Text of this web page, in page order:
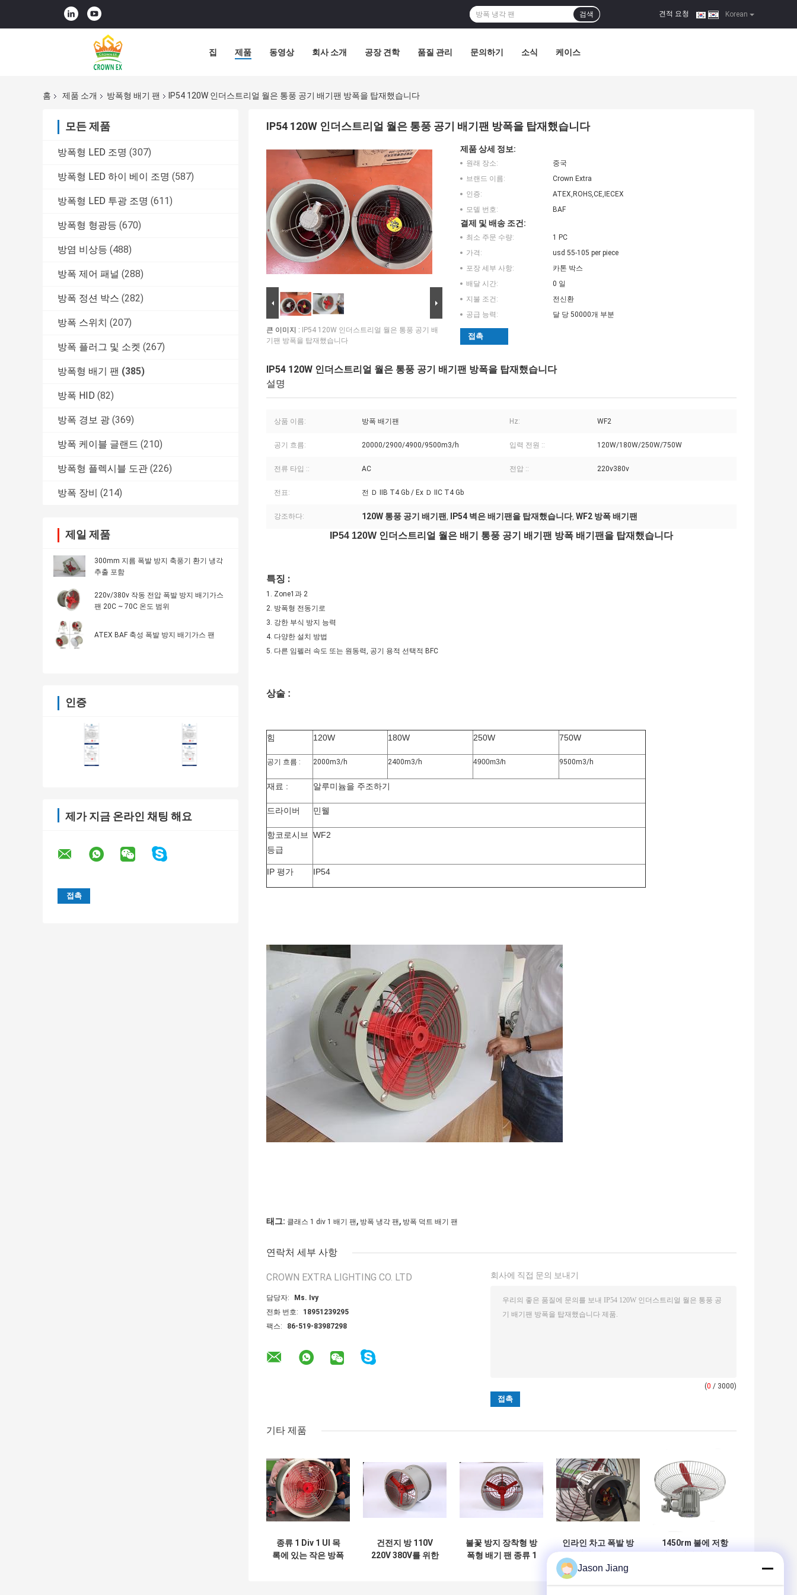
Korean
견적 요청 |
검색
집 제품 동영상 회사 소개 공장 견학 품질 관리 문의하기 소식 케이스
홈 제품 소개 방폭형 배기 팬 IP54 120W 인더스트리얼 월은 통풍 공기 배기팬 방폭을 탑재했습니다
모든 제품
방폭형 LED 조명 (307)
방폭형 LED 하이 베이 조명 (587)
방폭형 LED 투광 조명 (611)
방폭형 형광등 (670)
방염 비상등 (488)
방폭 제어 패널 (288)
방폭 정션 박스 (282)
방폭 스위치 (207)
방폭 플러그 및 소켓 (267)
방폭형 배기 팬 (385)
방폭 HID (82)
방폭 경보 광 (369)
방폭 케이블 글랜드 (210)
방폭형 플렉시블 도관 (226)
방폭 장비 (214)
제일 제품
300mm 지름 폭발 방지 축풍기 환기 냉각
추출 포함
220v/380v 작동 전압 폭발 방지 배기가스
팬 20C ~ 70C 온도 범위
ATEX BAF 축성 폭발 방지 배기가스 팬
인증
제가 지금 온라인 채팅 해요
IP54 120W 인더스트리얼 월은 통풍 공기 배기팬 방폭을 탑재했습니다
큰 이미지 :
IP54 120W 인더스트리얼 월은 통풍 공기 배
기팬 방폭을 탑재했습니다
제품 상세 정보:
원래 장소:
중국
브랜드 이름:
Crown Extra
인증:
ATEX,ROHS,CE,IECEX
모델 번호:
BAF
결제 및 배송 조건:
최소 주문 수량:
1 PC
가격:
usd 55-105 per piece
포장 세부 사항:
카톤 박스
배달 시간:
0 일
지불 조건:
전신환
공급 능력:
달 당 50000개 부분
접촉
IP54 120W 인더스트리얼 월은 통풍 공기 배기팬 방폭을 탑재했습니다
설명
상품 이름: 방폭 배기팬 Hz: WF2
공기 흐름: 20000/2900/4900/9500m3/h 입력 전원 :: 120W/180W/250W/750W
전류 타입 :: AC 전압 :: 220v380v
전표: 전 Ｄ IIB T4 Gb / Ex Ｄ IIC T4 Gb
강조하다: 120W 통풍 공기 배기팬, IP54 벽은 배기팬을 탑재했습니다, WF2 방폭 배기팬
IP54 120W 인더스트리얼 월은 배기 통풍 공기 배기팬 방폭 배기팬을 탑재했습니다
특징 :
1. Zone1과 2
2. 방폭형 전동기로
3. 강한 부식 방지 능력
4. 다양한 설치 방법
5. 다른 임펠러 속도 또는 원동력, 공기 용적 선택적 BFC
상술 :
힘 120W 180W 250W 750W
공기 흐름 : 2000m3/h 2400m3/h 4900m3/h 9500m3/h
재료 : 알루미늄을 주조하기
드라이버 민웰
항코로시브
등급
WF2
IP 평가 IP54
태그: 클래스 1 div 1 배기 팬, 방폭 냉각 팬, 방폭 덕트 배기 팬
연락처 세부 사항
CROWN EXTRA LIGHTING CO. LTD
담당자:
Ms. Ivy
전화 번호:
18951239295
팩스:
86-519-83987298
회사에 직접 문의 보내기
(0 / 3000)
기타 제품
종류 1 Div 1 Ul 목
록에 있는 작은 방폭
건전지 방 110V
220V 380V를 위한
불꽃 방지 장착형 방
폭형 배기 팬 종류 1
인라인 차고 폭발 방
지 배기 팬 Atex 승
인 갈퀴 팬
1450rm 불에 저항
Jason Jiang